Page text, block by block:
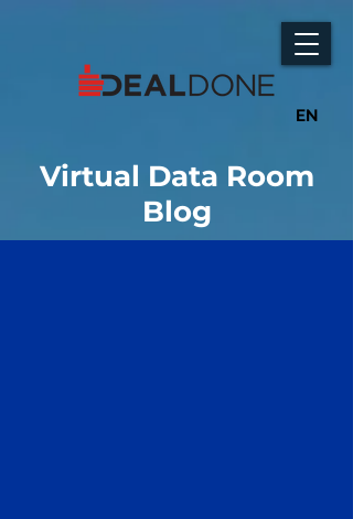
EN
Virtual Data Room
Blog